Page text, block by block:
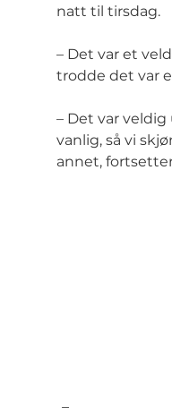
natt til tirsdag.
– Det var et
trodde det var
– Det var
vanlig, så vi
annet,